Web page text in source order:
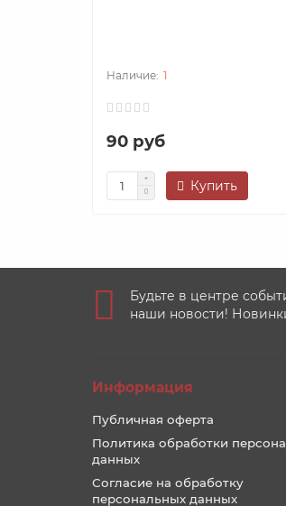
1
90 руб
Купить
Будьте в центре
наши новости!
Информация
Публичная оферта
Политика обработки
данных
Согласие на обработку
персональных данных